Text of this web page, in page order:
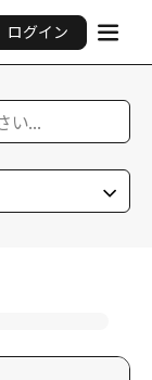
ログイン
い...